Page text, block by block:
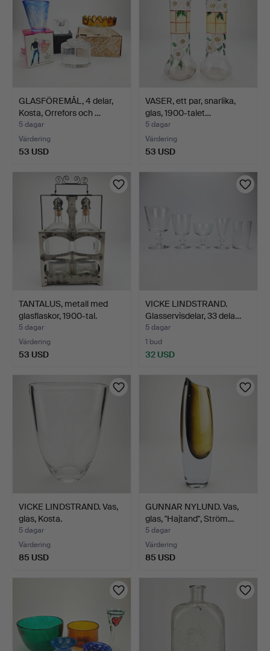
GLASFÖREMÅL, 4 delar,
Kosta, Orrefors och …
5 dagar
Värdering
53 USD
VASER, ett par, snarlika,
glas, 1900-talet…
5 dagar
Värdering
53 USD
TANTALUS, metall med
glasflaskor, 1900-tal.
5 dagar
Värdering
53 USD
VICKE LINDSTRAND.
Glasservisdelar, 33 dela…
5 dagar
1 bud
32 USD
VICKE LINDSTRAND. Vas,
glas, Kosta.
5 dagar
Värdering
85 USD
GUNNAR NYLUND. Vas,
glas, "Hajtand", Ström…
5 dagar
Värdering
85 USD